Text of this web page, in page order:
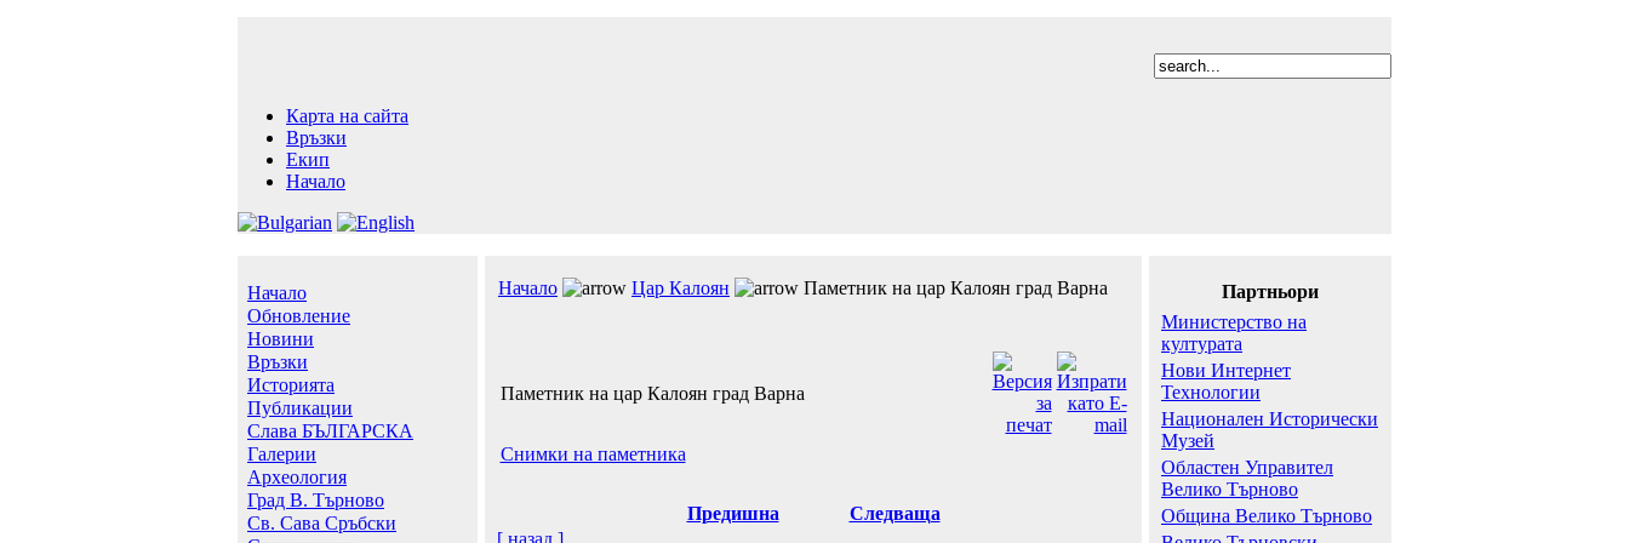
Карта на сайта
Връзки
Екип
Начало
Начало
Обновление
Новини
Връзки
Историята
Публикации
Слава БЪЛГАРСКА
Галерии
Археология
Град В. Търново
Св. Сава Сръбски
Начало Цар Калоян Паметник на цар Калоян град Варна
Паметник на цар Калоян град Варна
Снимки на паметника
Предишна
Следваща
[ назад ]
Партньори
Министерство на
културата
Нови Интернет
Технологии
Национален Исторически
Музей
Областен Управител
Велико Търново
Община Велико Търново